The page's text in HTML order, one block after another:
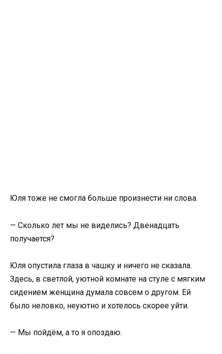
Юля тоже не смогла больше произнести ни слова.
— Сколько лет мы не виделись? Двенадцать
получается?
Юля опустила глаза в чашку и ничего не сказала.
Здесь, в светлой, уютной комнате на стуле с мягким
сидением женщина думала совсем о другом. Ей
было неловко, неуютно и хотелось скорее уйти.
— Мы пойдём, а то я опоздаю.